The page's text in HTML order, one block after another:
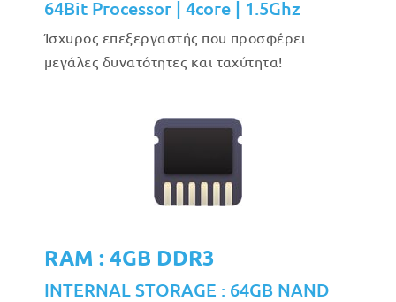
64Bit Processor | 4core | 1.5Ghz
Ίσχυρος επεξεργαστής που προσφέρει
μεγάλες δυνατότητες και ταχύτητα!
RAM : 4GB DDR3
INTERNAL STORAGE : 64GB NAND